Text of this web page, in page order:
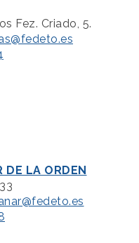
Fez. Criado, 5.
DE LA ORDEN